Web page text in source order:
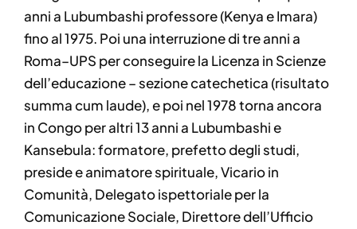
anni a Lubumbashi professore (Kenya e Imara)
fino al 1975. Poi una interruzione di tre anni a
Roma–UPS per conseguire la Licenza in Scienze
dell’educazione – sezione catechetica (risultato
summa cum laude), e poi nel 1978 torna ancora
in Congo per altri 13 anni a Lubumbashi e
Kansebula: formatore, prefetto degli studi,
preside e animatore spirituale, Vicario in
Comunità, Delegato ispettoriale per la
Comunicazione Sociale, Direttore dell’Ufficio